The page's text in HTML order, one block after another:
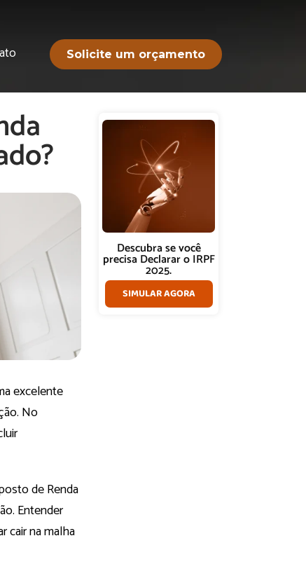
Solicite um orçamento
excelente
No
de Renda
Entender
cair na malha
Descubra se você
precisa Declarar o IRPF
2025.
SIMULAR AGORA